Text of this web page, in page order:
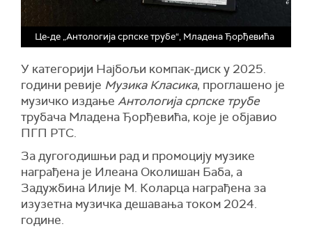
Це-де „Антологија српске трубе“, Младена Ђорђевића
У категорији Најбољи компак-диск у 2025.
години ревије Музика Класика, проглашено је
музичко издање Антологија српске трубе
трубача Младена Ђорђевића, које је објавио
ПГП РТС.
За дугогодишњи рад и промоцију музике
награђена је Илеана Околишан Баба, а
Задужбина Илије М. Коларца награђена за
изузетна музичка дешавања током 2024.
године.